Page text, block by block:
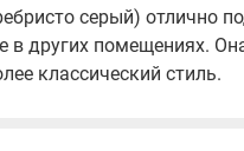
серый) отлично
в других помещениях.
классический стиль.